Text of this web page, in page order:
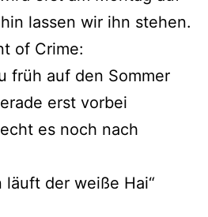
las­sen wir ihn ste­hen.
of Crime:
früh auf den Sommer
erst vorbei
es noch nach
läuft der wei­ße Hai“